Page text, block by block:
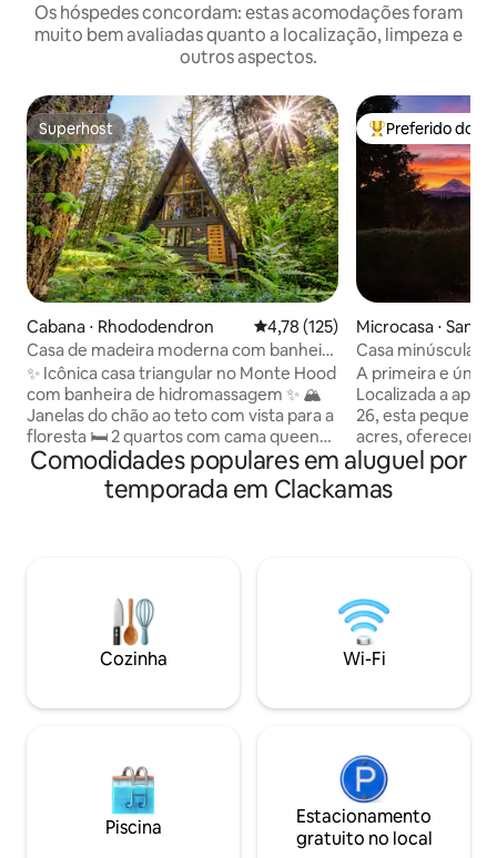
Os hóspedes concordam: estas acomodações foram
muito bem avaliadas quanto a localização, limpeza e
outros aspectos.
Superhost
Superhost
Cabana ⋅ Rhododendron 4,78 de uma avaliação média de
4,78 (125)
Casa de madeira moderna com banheira
de hidromassagem
✨ Icônica casa triangular no Monte Hood
com banheira de hidromassagem ✨ 🏔️
Janelas do chão ao teto com vista para a
floresta 🛏️ 2 quartos com cama queen
no andar de cima — acomoda 4 pessoas
🔥 Lareira de pedra e charme vintage de
meados do século 💻 Espaço de trabalho
aquecedor de parede e lareira a lenha;
no andar de baixo pode ficar mais fresco
🎿 Perto da US-26, Skyway, trilhas e esqui
no Monte Hood para esquiar.
Entre os
Preferido dos
Microcasa ⋅ Sandy
Casa minúscula
Hood!
A primeira e única
Localizada a
26, esta pequena
acres,
tranquilo e
Mt. Aventuras no
tem seu próprio
personalizado de
abre totalmente
trazendo a
a sua estadia
verdadeira magia
Comodidades populares em aluguel por
temporada em Clackamas
Cozinha Wi-Fi
Piscina
Estacionamento
gratuito no local